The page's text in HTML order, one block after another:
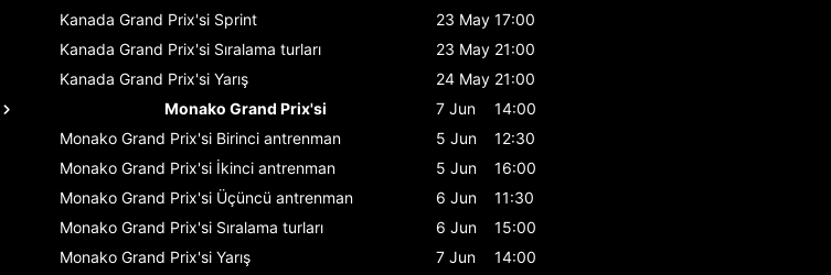
Kanada Grand Prix'si Sprint 23 May 17:00
Kanada Grand Prix'si Sıralama turları 23 May 21:00
Kanada Grand Prix'si Yarış 24 May 21:00
Monako Grand Prix'si
7 Jun
14:00
Monako Grand Prix'si Birinci antrenman 5 Jun
12:30
Monako Grand Prix'si İkinci antrenman 5 Jun
16:00
Monako Grand Prix'si Üçüncü antrenman 6 Jun
11:30
Monako Grand Prix'si Sıralama turları 6 Jun
15:00
Monako Grand Prix'si Yarış 7 Jun
14:00